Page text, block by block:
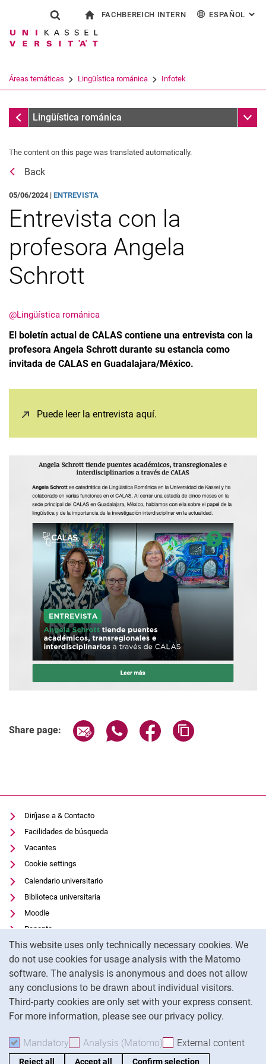
Jump directly to: content
Jump directly to: search
Jump directly to: main
This website uses only technically necessary cookies. We
do not use cookies for usage analysis with the Matomo
software. The analysis is anonymous and does not allow
any conclusions to be drawn about individual visitors.
Third-party cookies are only set with your express consent.
For more information, please see our privacy policy.
Mandatory Accept mandatory cookies
Analysis (Matomo) Accept analysis cookies
External content
Reject all Accept all Confirm selection
Show search form
Search term
Search (opens an external link in a
FACHBEREICH INTERN ESPAÑOL :
Áreas temáticas Lingüística románica Infotek
Mensajes
Lingüística románica Sub
The content on this page was translated automatically.
Back
05/06/2024 | ENTREVISTA
Entrevista con la
profesora Angela
Schrott
@Lingüística románica
El boletín actual de CALAS contiene una entrevista con la
profesora Angela Schrott durante su estancia como
invitada de CALAS en Guadalajara/México.
Puede leer la entrevista aquí.
Share page: Share page via email
Share page via WhatsApp
Share page via
Diríjase a & Contacto
Facilidades de búsqueda
Vacantes
Cookie settings
Calendario universitario
Biblioteca universitaria
Moodle
Panopto
Protección de datos
Accesibilidad
Uso transparente de la IA